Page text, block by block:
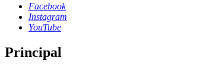
Facebook
Instagram
YouTube
Principal